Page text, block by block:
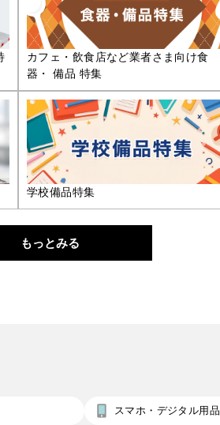
カフェ・飲食店など業者さま向け食
器・ 備品 特集
学校備品特集
もっとみる
スマホ・デジタル用品